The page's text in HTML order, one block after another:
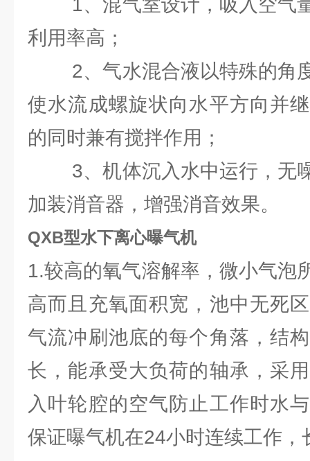
1、混气室设计，吸入空气
利用率高；
2、气水混合液以特殊的角
使水流成螺旋状向水平方向并
的同时兼有搅拌作用；
3、机体沉入水中运行，无
加装消音器，增强消音效果。
QXB型水下离心曝气机
1.较高的氧气溶解率，微小气泡
高而且充氧面积宽，池中无死
气流冲刷池底的每个角落，结
长，能承受大负荷的轴承，采
入叶轮腔的空气防止工作时水
保证曝气机在24小时连续工作，